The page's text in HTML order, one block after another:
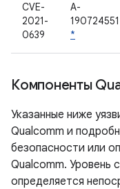
CVE-
2021-
0639
A-
190724551
*
Компоненты
Указанные ниже
Qualcomm и
безопасности или
Qualcomm. Уровень
определяется